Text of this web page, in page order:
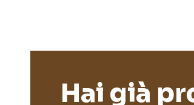
Hai già